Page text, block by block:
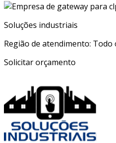
Soluções industriais
Região de atendimento: Todo
Solicitar orçamento